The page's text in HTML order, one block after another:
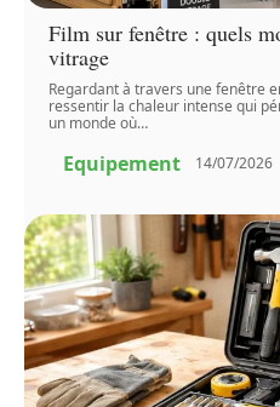
Film sur fenêtre : quels
vitrage
Regardant à travers une fenêtre
ressentir la chaleur intense qui
un monde où…
Equipement 14/07/2026